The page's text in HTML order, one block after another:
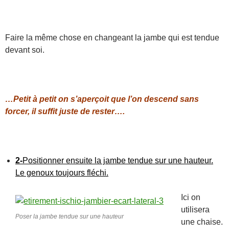
Faire la même chose en changeant la jambe qui est tendue
devant soi.
…Petit à petit on s’aperçoit que l’on descend sans
forcer, il suffit juste de rester….
2-Positionner ensuite la jambe tendue sur une hauteur.
Le genoux toujours fléchi.
Poser la jambe tendue sur une hauteur
Ici on
utilisera
une chaise.